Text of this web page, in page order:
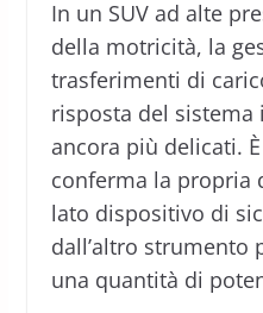
In un SUV ad alte
della motricità, la
trasferimenti di
risposta del
ancora più delicati.
conferma la propria
lato dispositivo di
dall’altro strumento
una quantità di